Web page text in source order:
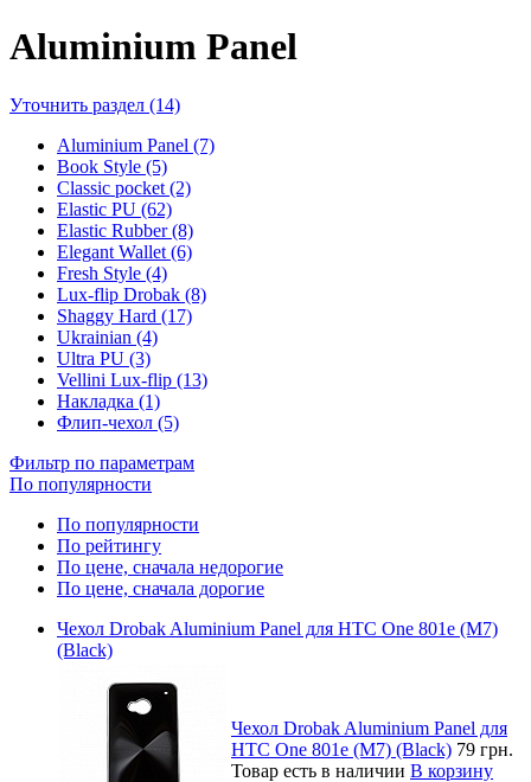
Aluminium Panel
Уточнить раздел (14)
Aluminium Panel (7)
Book Style (5)
Classic pocket (2)
Elastic PU (62)
Elastic Rubber (8)
Elegant Wallet (6)
Fresh Style (4)
Lux-flip Drobak (8)
Shaggy Hard (17)
Ukrainian (4)
Ultra PU (3)
Vellini Lux-flip (13)
Накладка (1)
Флип-чехол (5)
Фильтр по параметрам
По популярности
По популярности
По рейтингу
По цене, сначала недорогие
По цене, сначала дорогие
Чехол Drobak Aluminium Panel для HTC One 801e (M7)
(Black)
Чехол Drobak Aluminium Panel для
HTC One 801e (M7) (Black) 79 грн.
Товар есть в наличии В корзину